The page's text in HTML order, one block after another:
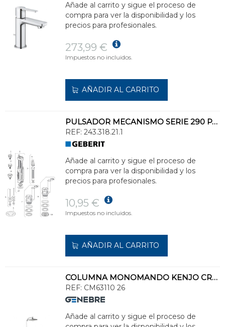
Añade al carrito y sigue el proceso de
compra para ver la disponibilidad y los
precios para profesionales.
273,99 €
Impuestos no incluidos.
AÑADIR AL CARRITO
PULSADOR MECANISMO SERIE 290 PARA DOBLE DESCARGA
REF: 243.318.21.1
Añade al carrito y sigue el proceso de
compra para ver la disponibilidad y los
precios para profesionales.
10,95 €
Impuestos no incluidos.
AÑADIR AL CARRITO
COLUMNA MONOMANDO KENJO CROMO
REF: CM63110 26
Añade al carrito y sigue el proceso de